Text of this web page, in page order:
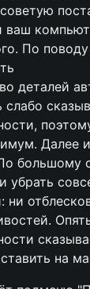
ваш
По
деталей
Далее
большому
убрать
ни
на